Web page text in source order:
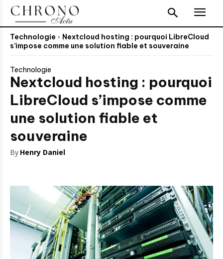
Technologie
Nextcloud hosting : pourquoi LibreCloud
s’impose comme une solution fiable et souveraine
Technologie
Nextcloud hosting : pourquoi
LibreCloud s’impose comme
une solution fiable et
souveraine
By Henry Daniel